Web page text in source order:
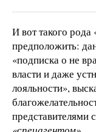
И вот такого
предположить:
«подписка о не
власти и даже
лояльности»,
представителями